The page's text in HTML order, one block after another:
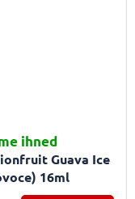
Guava Ice
16ml
ihned